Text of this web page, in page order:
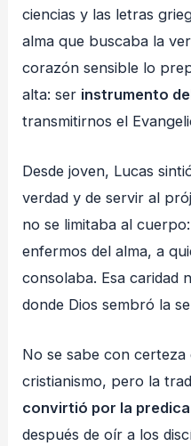
ciencias y las letras
alma que buscaba la
corazón sensible lo
alta: ser instrumento
transmitirnos el
Desde joven, Lucas
verdad y de servir al
no se limitaba al
enfermos del alma, a
consolaba. Esa caridad
donde Dios sembró la
No se sabe con
cristianismo, pero la
convirtió por la
después de oír a los